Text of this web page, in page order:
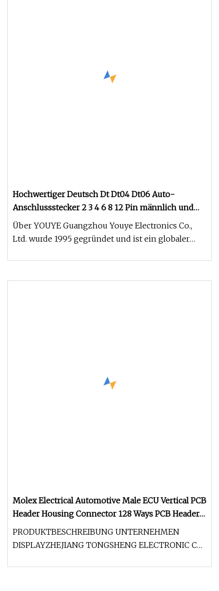
Hochwertiger Deutsch Dt Dt04 Dt06 Auto-
Anschlussstecker 2 3 4 6 8 12 Pin männlich und
weiblich wasserdichter Kabelbaum Auto
elektrisches Anschlusskabel Kfz-Anschluss
Über YOUYE Guangzhou Youye Electronics Co.,
Ltd. wurde 1995 gegründet und ist ein globaler
Molex Electrical Automotive Male ECU Vertical PCB
Header Housing Connector 128 Ways PCB Header
Connector 23430101 128pin
PRODUKTBESCHREIBUNG UNTERNEHMEN
DISPLAYZHEJIANG TONGSHENG ELECTRONIC CO.,